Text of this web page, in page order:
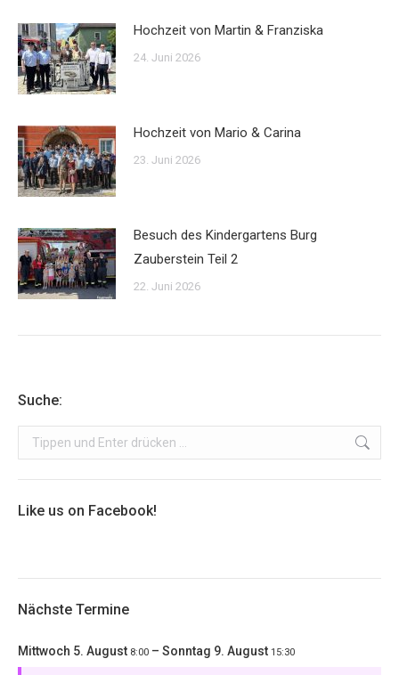
Hochzeit von Martin & Franziska
24. Juni 2026
Hochzeit von Mario & Carina
23. Juni 2026
Besuch des Kindergartens Burg
Zauberstein Teil 2
22. Juni 2026
Suche:
Search:
Like us on Facebook!
Nächste Termine
Mittwoch 5. August 8:00 – Sonntag 9. August 15:30